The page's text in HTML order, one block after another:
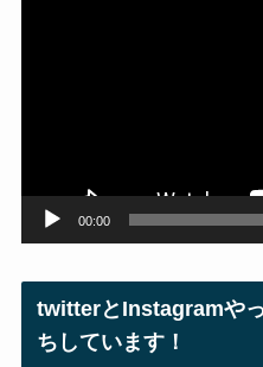
00:00
twitterとInstagramや
ちしています！